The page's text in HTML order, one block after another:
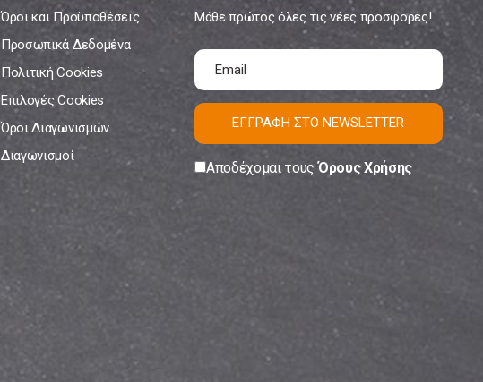
Όροι και Προϋποθέσεις
Προσωπικά Δεδομένα
Πολιτική Cookies
Επιλογές Cookies
Όροι Διαγωνισμών
Διαγωνισμοί
Μάθε πρώτος όλες τις νέες προσφορές!
ΕΓΓΡΑΦΗ ΣΤΟ NEWSLETTER
Αποδέχομαι τουςΌρους Χρήσης